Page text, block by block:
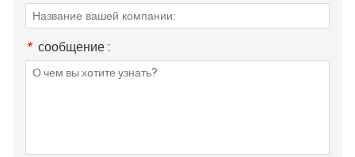
* сообщение :